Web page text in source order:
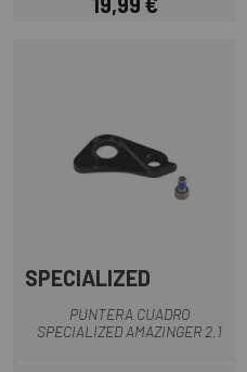
Precio
SPECIALIZED
PUNTERA CUADRO
SPECIALIZED AMAZINGER 2.1